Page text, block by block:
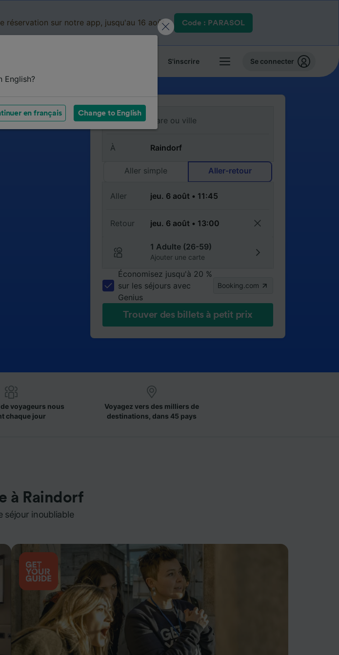
réservation sur notre app, jusqu'au 16 août. Code : PARASOL
S'inscrire Se connecter
De
À
Aller simple Aller-retour
Aller
Retour
1 Adulte (26-59)
Ajouter une carte
Économisez jusqu'à 20 %
sur les séjours avec
Genius
Booking.com
Trouver des billets à petit prix
voyageurs nous
chaque jour
Voyagez vers des milliers de
destinations, dans 45 pays
à Raindorf
séjour inoubliable
English?
en français Change to English